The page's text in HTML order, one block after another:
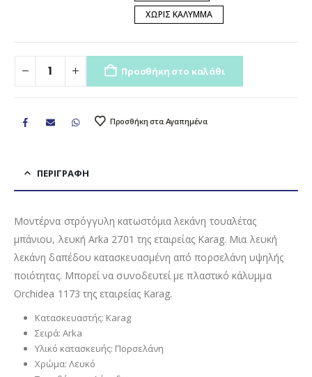
ΧΩΡΙΣ ΚΑΛΥΜΜΑ
Προσθήκη στο καλάθι
Προσθήκη στα Αγαπημένα
ΠΕΡΙΓΡΑΦΉ
Μοντέρνα στρόγγυλη κατωστόμια λεκάνη τουαλέτας
μπάνιου, λευκή Arka 2701 της εταιρείας Karag. Μια λευκή
λεκάνη δαπέδου κατασκευασμένη από πορσελάνη υψηλής
ποιότητας. Μπορεί να συνοδευτεί με πλαστικό κάλυμμα
Orchidea 1173 της εταιρείας Karag.
Κατασκευαστής: Karag
Σειρά: Arka
Υλικό κατασκευής: Πορσελάνη
Χρώμα: Λευκό